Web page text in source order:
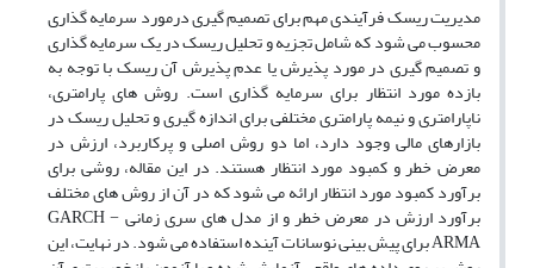
مدیریت ریسک فرآیندی مهم برای تصمیم گیری درمورد سرمایه گذاری
محسوب می شود که شامل تجزیه و تحلیل ریسک در یک سرمایه گذاری
و تصمیم گیری در مورد پذیرش یا عدم پذیرش آن ریسک با توجه به
بازده مورد انتظار برای سرمایه گذاری است. روش های پارامتری،
ناپارامتری و نیمه پارامتری مختلفی برای اندازه گیری و تحلیل ریسک در
بازارهای مالی وجود دارد، اما دو روش اصلی و پرکاربرد، ارزش در
معرض خطر و کمبود مورد انتظار هستند. در این مقاله، روشی برای
برآورد کمبود مورد انتظار ارائه می شود که در آن از روش های مختلف
برآورد ارزش در معرض خطر و از مدل های سری زمانی GARCH −
ARMA برای پیش بینی نوسانات آینده استفاده می شود. در نهایت، این